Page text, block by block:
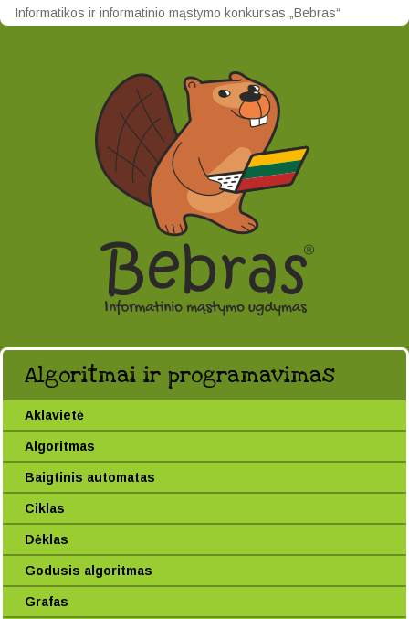
Informatikos ir informatinio mąstymo konkursas „Bebras“
Algoritmai ir programavimas
Aklavietė
Algoritmas
Baigtinis automatas
Ciklas
Dėklas
Godusis algoritmas
Grafas